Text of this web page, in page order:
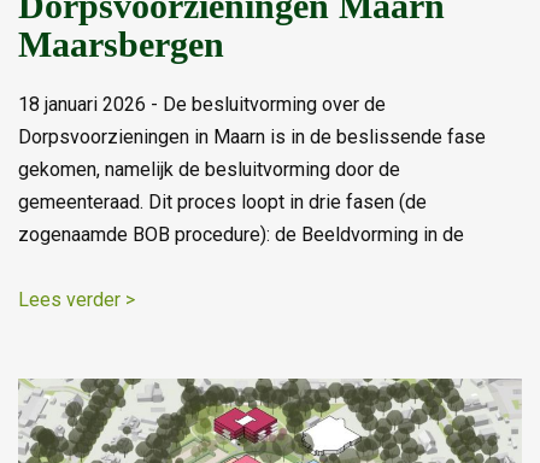
Maarsbergen
18 januari 2026 - De besluitvorming over de
Dorpsvoorzieningen in Maarn is in de beslissende fase
gekomen, namelijk de besluitvorming door de
gemeenteraad. Dit proces loopt in drie fasen (de
zogenaamde BOB procedure): de Beeldvorming in de
Lees verder >